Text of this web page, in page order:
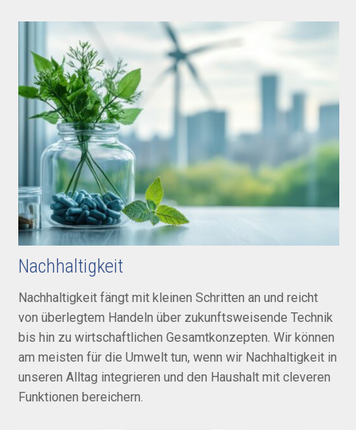
Nachhaltigkeit
Nachhaltig­keit fängt mit klei­nen Schrit­ten an und reicht
von über­leg­tem Han­deln über zu­kunfts­wei­sen­de Tech­nik
bis hin zu wirt­schaft­lichen Gesamt­kon­zepten. Wir können
am meis­ten für die Um­welt tun, wenn wir Nach­haltig­keit in
unseren All­tag inte­grieren und den Haus­halt mit cleveren
Funk­tionen berei­chern.